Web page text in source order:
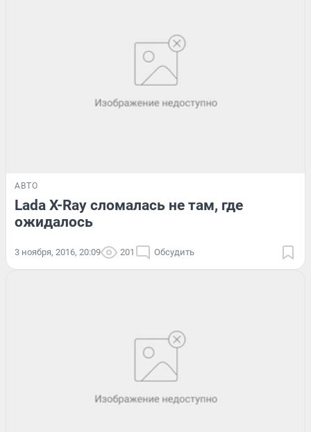
АВТО
Lada X-Ray сломалась не там, где
ожидалось
3 ноября, 2016, 20:09 201 Обсудить